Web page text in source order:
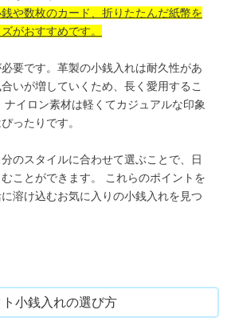
や数枚のカード、折りたたんだ紙幣を
がおすすめです。
要です。革製の小銭入れは耐久性があ
いが増していくため、長く愛用するこ
ナイロン素材は軽くてカジュアルな印象
ったりです。
のスタイルに合わせて選ぶことで、日
ことができます。 これらのポイントを
溶け込むお気に入りの小銭入れを見つ
小銭入れの選び方